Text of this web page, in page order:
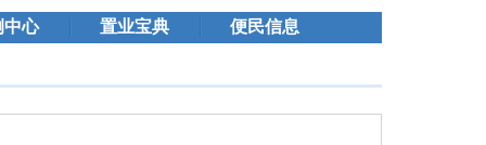
中心 置业宝典 便民信息